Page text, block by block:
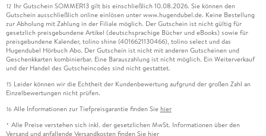
12 Ihr Gutschein SOMMER13 gilt bis einschließlich 10.08.2026. Sie können den
Gutschein ausschließlich online einlösen unter www.hugendubel.de. Keine Bestellung
zur Abholung mit Zahlung in der Filiale möglich. Der Gutschein ist nicht gültig für
gesetzlich preisgebundene Artikel (deutschsprachige Bücher und eBooks) sowie für
preisgebundene Kalender, tolino shine (4016621130466), tolino select und das
Hugendubel Hörbuch Abo. Der Gutschein ist nicht mit anderen Gutscheinen und
Geschenkkarten kombinierbar. Eine Barauszahlung ist nicht möglich. Ein Weiterverkauf
und der Handel des Gutscheincodes sind nicht gestattet.
15 Leider können wir die Echtheit der Kundenbewertung aufgrund der großen Zahl an
Einzelbewertungen nicht prüfen.
16 Alle Informationen zur Tiefpreisgarantie finden Sie hier
* Alle Preise verstehen sich inkl. der gesetzlichen MwSt. Informationen über den
Versand und anfallende Versandkosten finden Sie hier